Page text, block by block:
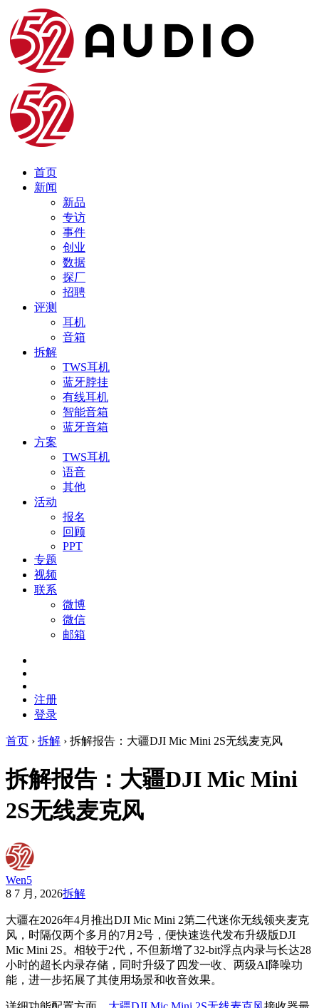
首页
新闻
新品
专访
事件
创业
数据
探厂
招聘
评测
耳机
音箱
拆解
TWS耳机
蓝牙脖挂
有线耳机
智能音箱
蓝牙音箱
方案
TWS耳机
语音
其他
活动
报名
回顾
PPT
专题
视频
联系
微博
微信
邮箱
注册
登录
首页 › 拆解 › 拆解报告：大疆DJI Mic Mini 2S无线麦克风
拆解报告：大疆DJI Mic Mini
2S无线麦克风
Wen5
8 7 月, 2026拆解
大疆在2026年4月推出DJI Mic Mini 2第二代迷你无线领夹麦克
风，时隔仅两个多月的7月2号，便快速迭代发布升级版DJI
Mic Mini 2S。相较于2代，不但新增了32-bit浮点内录与长达28
小时的超长内录存储，同时升级了四发一收、两级AI降噪功
能，进一步拓展了其使用场景和收音效果。